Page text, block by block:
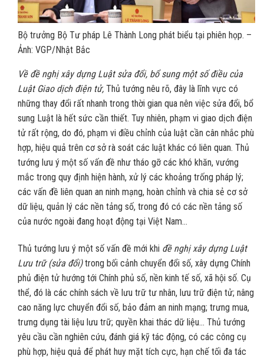
Bộ trưởng Bộ Tư pháp Lê Thành Long phát biểu tại phiên họp. –
Ảnh: VGP/Nhật Bắc
Về đề nghị xây dựng Luật sửa đổi, bổ sung một số điều của
Luật Giao dịch điện tử, Thủ tướng nêu rõ, đây là lĩnh vực có
những thay đổi rất nhanh trong thời gian qua nên việc sửa đổi, bổ
sung Luật là hết sức cần thiết. Tuy nhiên, phạm vi giao dịch điện
tử rất rộng, do đó, phạm vi điều chỉnh của luật cần cân nhắc phù
hợp, hiệu quả trên cơ sở rà soát các luật khác có liên quan. Thủ
tướng lưu ý một số vấn đề như tháo gỡ các khó khăn, vướng
mắc trong quy định hiện hành, xử lý các khoảng trống pháp lý;
các vấn đề liên quan an ninh mạng, hoàn chỉnh và chia sẻ cơ sở
dữ liệu, quản lý các nền tảng số, trong đó có các nền tảng số
của nước ngoài đang hoạt động tại Việt Nam…
Thủ tướng lưu ý một số vấn đề mới khi đề nghị xây dựng Luật
Lưu trữ (sửa đổi)trong bối cảnh chuyển đổi số, xây dựng Chính
phủ điện tử hướng tới Chính phủ số, nền kinh tế số, xã hội số. Cụ
thể, đó là các chính sách về lưu trữ tư nhân, lưu trữ điện tử; nâng
cao năng lực chuyển đổi số, bảo đảm an ninh mạng; trưng mua,
trưng dụng tài liệu lưu trữ; quyền khai thác dữ liệu… Thủ tướng
yêu cầu cần nghiên cứu, đánh giá kỹ tác động, có các công cụ
phù hợp, hiệu quả để phát huy mặt tích cực, hạn chế tối đa tác